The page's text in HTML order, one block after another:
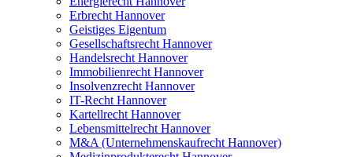
Erbrecht Hannover
Geistiges Eigentum
Gesellschaftsrecht Hannover
Handelsrecht Hannover
Immobilienrecht Hannover
Insolvenzrecht Hannover
IT-Recht Hannover
Kartellrecht Hannover
Lebensmittelrecht Hannover
M&A (Unternehmenskaufrecht Hannover)